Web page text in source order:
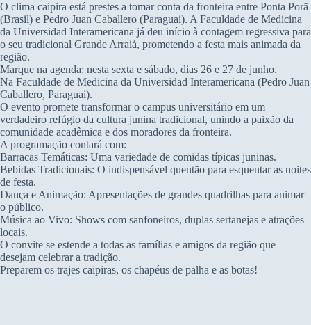
O clima caipira está prestes a tomar conta da fronteira entre Ponta Porã
(Brasil) e Pedro Juan Caballero (Paraguai). A Faculdade de Medicina
da Universidad Interamericana já deu início à contagem regressiva para
o seu tradicional Grande Arraiá, prometendo a festa mais animada da
região.
Marque na agenda: nesta sexta e sábado, dias 26 e 27 de junho.
Na Faculdade de Medicina da Universidad Interamericana (Pedro Juan
Caballero, Paraguai).
O evento promete transformar o campus universitário em um
verdadeiro refúgio da cultura junina tradicional, unindo a paixão da
comunidade acadêmica e dos moradores da fronteira.
A programação contará com:
Barracas Temáticas: Uma variedade de comidas típicas juninas.
Bebidas Tradicionais: O indispensável quentão para esquentar as noites
de festa.
Dança e Animação: Apresentações de grandes quadrilhas para animar
o público.
Música ao Vivo: Shows com sanfoneiros, duplas sertanejas e atrações
locais.
O convite se estende a todas as famílias e amigos da região que
desejam celebrar a tradição.
Preparem os trajes caipiras, os chapéus de palha e as botas!